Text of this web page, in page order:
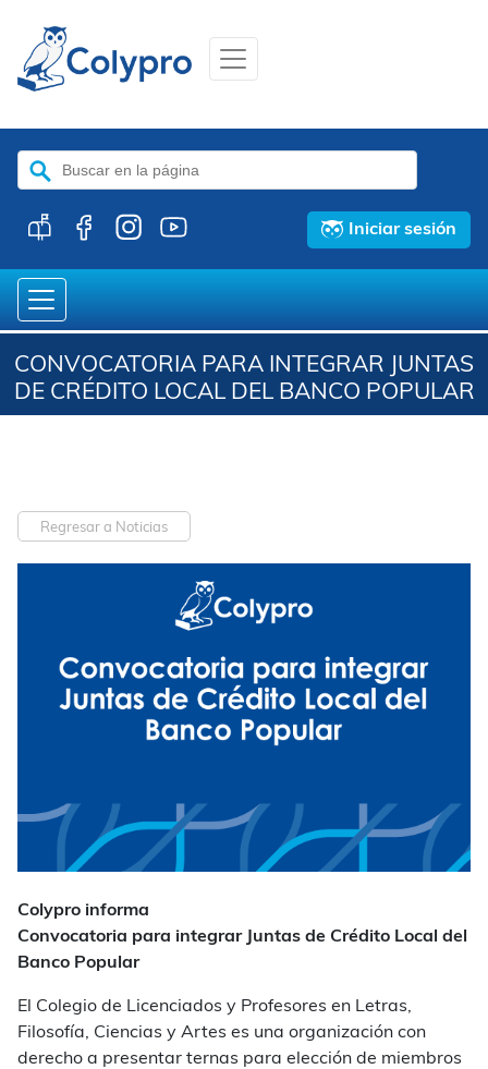
Buscar:
Iniciar sesión
CONVOCATORIA PARA INTEGRAR JUNTAS
DE CRÉDITO LOCAL DEL BANCO POPULAR
Regresar a Noticias
Colypro informa
Convocatoria para integrar Juntas de Crédito Local del
Banco Popular
El Colegio de Licenciados y Profesores en Letras,
Filosofía, Ciencias y Artes es una organización con
derecho a presentar ternas para elección de miembros